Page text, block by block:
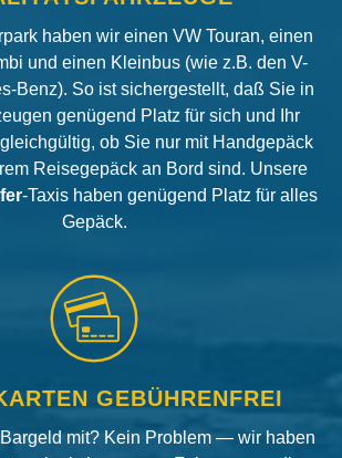
haben wir einen VW Touran, einen
und einen Kleinbus (wie z.B. den V-
Benz). So ist sichergestellt, daß Sie in
genügend Platz für sich und Ihr
ob Sie nur mit Handgepäck
Reisegepäck an Bord sind. Unsere
-Taxis haben genügend Platz für alles
Gepäck.
GEBÜHRENFREI
mit? Kein Problem — wir haben